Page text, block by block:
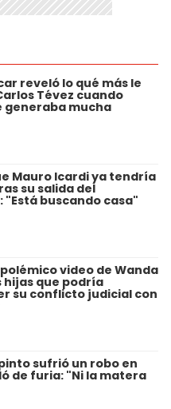
reveló lo qué más le
Tévez cuando
generaba mucha
Mauro Icardi ya tendría
su salida del
"Está buscando casa"
video de Wanda
hijas que podría
su conflicto judicial con
sufrió un robo en
de furia: "Ni la matera